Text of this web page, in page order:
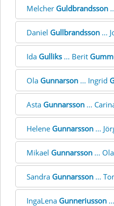
Melcher Guldbrandsson
Daniel Gullbrandsson ...
Ida Gulliks ... Berit
Ola Gunnarson ... Ingrid
Asta Gunnarsson ...
Helene Gunnarsson ...
Mikael Gunnarsson ... Ola
Sandra Gunnarsson ...
IngaLena Gunneriusson